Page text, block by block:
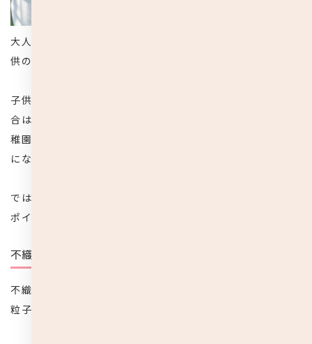
大人とは違い身体のつくりがまだ未熟な子供は、年齢や子
供の成長に合わせたマスクの利用が大切です。
子供の場合、安全面への配慮から、特別な必要性がない場
合は無理につけさせる必要はありませんが、通っている幼
稚園や保育園、小学校などの方針や花粉症対策など、必要
になる場面も多々あります。
では、どのようなマスクを選ぶのが最適かについて、3つの
ポイントをここからご紹介していきます。
不織布使い捨てマスク
不織布は繊維を絡み合わせてシート状に作られたもので、
粒子捕集性や通気性に優れていま